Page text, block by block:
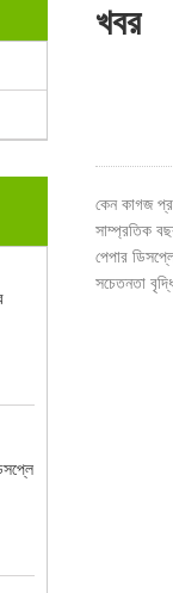
খবর
কেন কাগজ
সাম্প্রতিক
পেপার
সচেতনতা